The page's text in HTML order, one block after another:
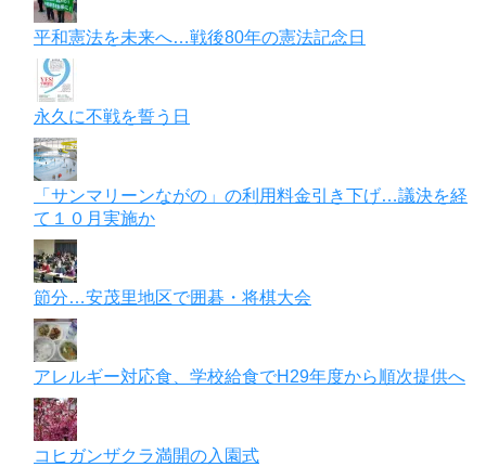
平和憲法を未来へ…戦後80年の憲法記念日
永久に不戦を誓う日
「サンマリーンながの」の利用料金引き下げ…議決を経
て１０月実施か
節分…安茂里地区で囲碁・将棋大会
アレルギー対応食、学校給食でH29年度から順次提供へ
コヒガンザクラ満開の入園式